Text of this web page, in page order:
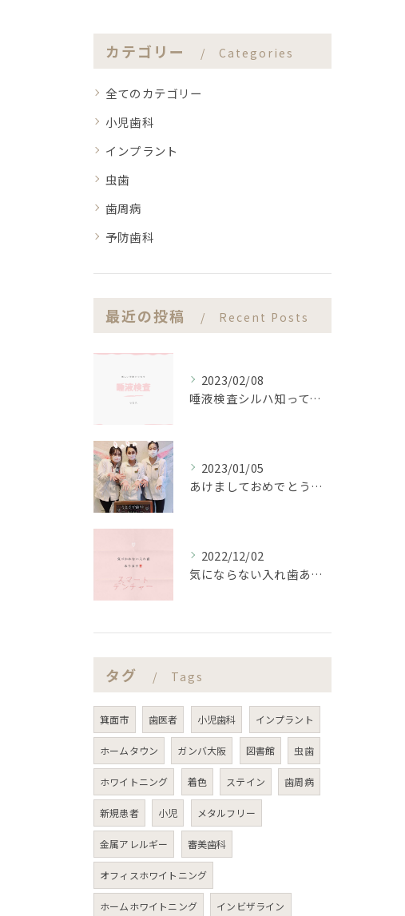
カテゴリー Categories
全てのカテゴリー
小児歯科
インプラント
虫歯
歯周病
予防歯科
最近の投稿 Recent Posts
2023/02/08
唾液検査シルハ知ってますか？？
2023/01/05
あけましておめでとうございます。
2022/12/02
気にならない入れ歯あります‼️
タグ Tags
箕面市 歯医者 小児歯科 インプラント
ホームタウン ガンバ大阪 図書館 虫歯
ホワイトニング 着色 ステイン 歯周病
新規患者 小児 メタルフリー
金属アレルギー 審美歯科
オフィスホワイトニング
ホームホワイトニング インビザライン